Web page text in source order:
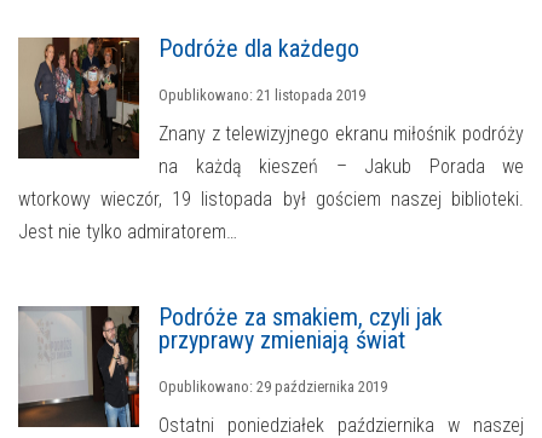
Podróże dla każdego
Opublikowano: 21 listopada 2019
Znany z telewizyjnego ekranu miłośnik podróży
na każdą kieszeń – Jakub Porada we
wtorkowy wieczór, 19 listopada był gościem naszej biblioteki.
Jest nie tylko admiratorem…
Podróże za smakiem, czyli jak
przyprawy zmieniają świat
Opublikowano: 29 października 2019
Ostatni poniedziałek października w naszej